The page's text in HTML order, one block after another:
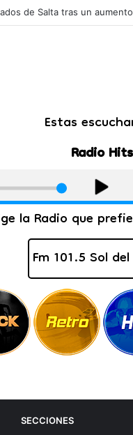
de Salta tras un aumento
SECCIONES